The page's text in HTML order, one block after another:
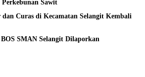
Sawit
Curas di Kecamatan Selangit Kembali
SMAN Selangit Dilaporkan